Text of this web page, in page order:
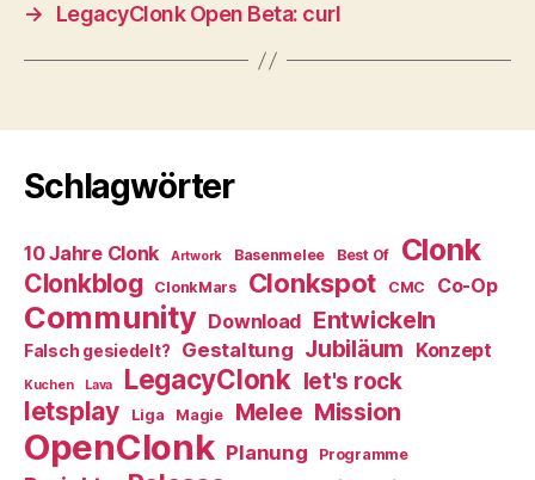
→
LegacyClonk Open Beta: curl
Schlagwörter
10 Jahre Clonk Artwork Basenmelee Best Of Clonk
Clonkblog ClonkMars Clonkspot CMC Co-Op
Community Download Entwickeln
Falsch gesiedelt? Gestaltung Jubiläum Konzept
Kuchen Lava LegacyClonk let's rock
letsplay Liga Magie Melee Mission
OpenClonk Planung Programme